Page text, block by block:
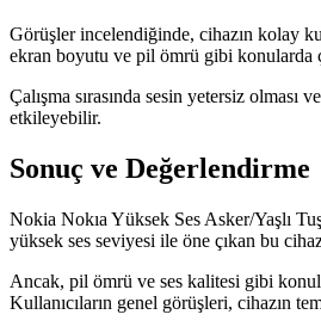
Görüşler incelendiğinde, cihazın kolay
ekran boyutu ve pil ömrü gibi konularda
Çalışma sırasında sesin yetersiz
etkileyebilir.
Sonuç ve Değerlendirme
Nokia Nokıa Yüksek Ses Asker/Yaşlı
yüksek ses seviyesi ile öne çıkan bu
Ancak, pil ömrü ve ses kalitesi gibi
Kullanıcıların genel görüşleri, cihazın